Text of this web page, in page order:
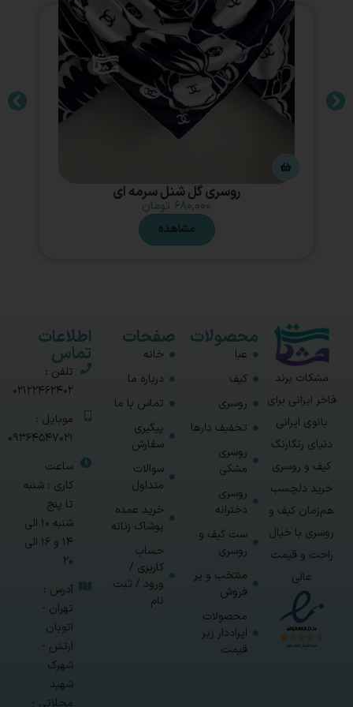
روسری گل شنل سرمه ای
۶۸۰,۰۰۰ تومان
مشاهده
مشکات برند
فاخر ایرانی برای
بانوی ایرانی
دنیای رنگارنگ
کیف و روسری
خرید دلچسب
هم‌زمان کیف و
روسری با خیال
راحت و قیمت
عالی
محصولات
عبا
کیف
روسری
تخفیف دارها
روسری
مشکی
روسری
دخترانه
ست کیف و
روسری
منتخب و پر
فروش
محصولات
ایراددار زیر
قیمت
صفحات
خانه
درباره ما
تماس با ما
پیگیری
سفارش
سوالات
متداول
خرید عمده
پوشاک زنانه
حساب
کاربری /
ورود / ثبت
نام
اطلاعات
تماس
تلفن :
02122462402
موبایل :
09364547021
ساعت
کاری : شنبه
تا پنج
شنبه 10 الی
14 و 16 الی
20
آدرس :
تهران -
اتوبان
ارتش -
شهرک
شهید
محلاتی -